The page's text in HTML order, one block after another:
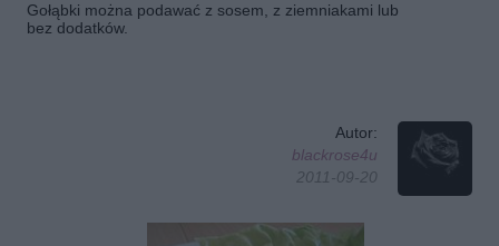
Gołąbki można podawać z sosem, z ziemniakami lub
bez dodatków.
Autor:
blackrose4u
2011-09-20